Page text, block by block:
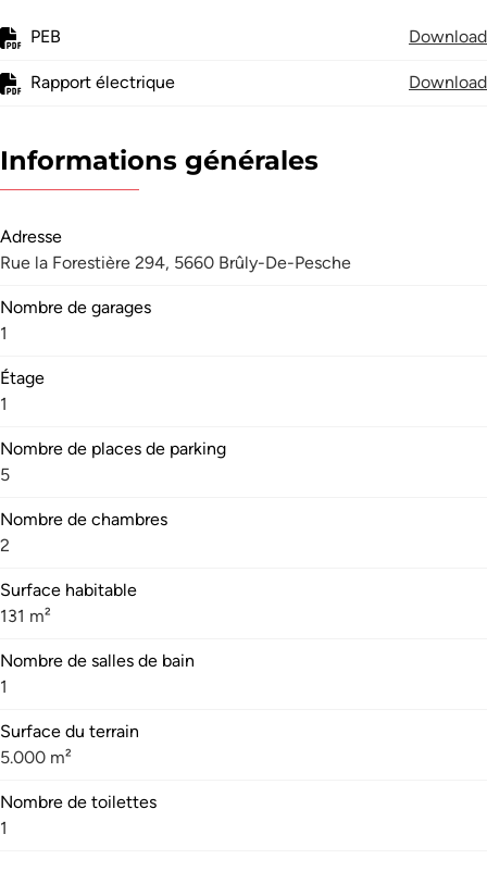
PEB Download
Rapport électrique Download
Informations générales
Adresse
Rue la Forestière 294, 5660 Brûly-De-Pesche
Nombre de garages
1
Étage
1
Nombre de places de parking
5
Nombre de chambres
2
Surface habitable
131 m²
Nombre de salles de bain
1
Surface du terrain
5.000 m²
Nombre de toilettes
1